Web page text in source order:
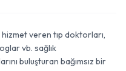
veren tıp doktorları,
vb. sağlık
buluşturan bağımsız bir